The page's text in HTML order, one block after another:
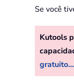
Se você
Kutools
gratuito...